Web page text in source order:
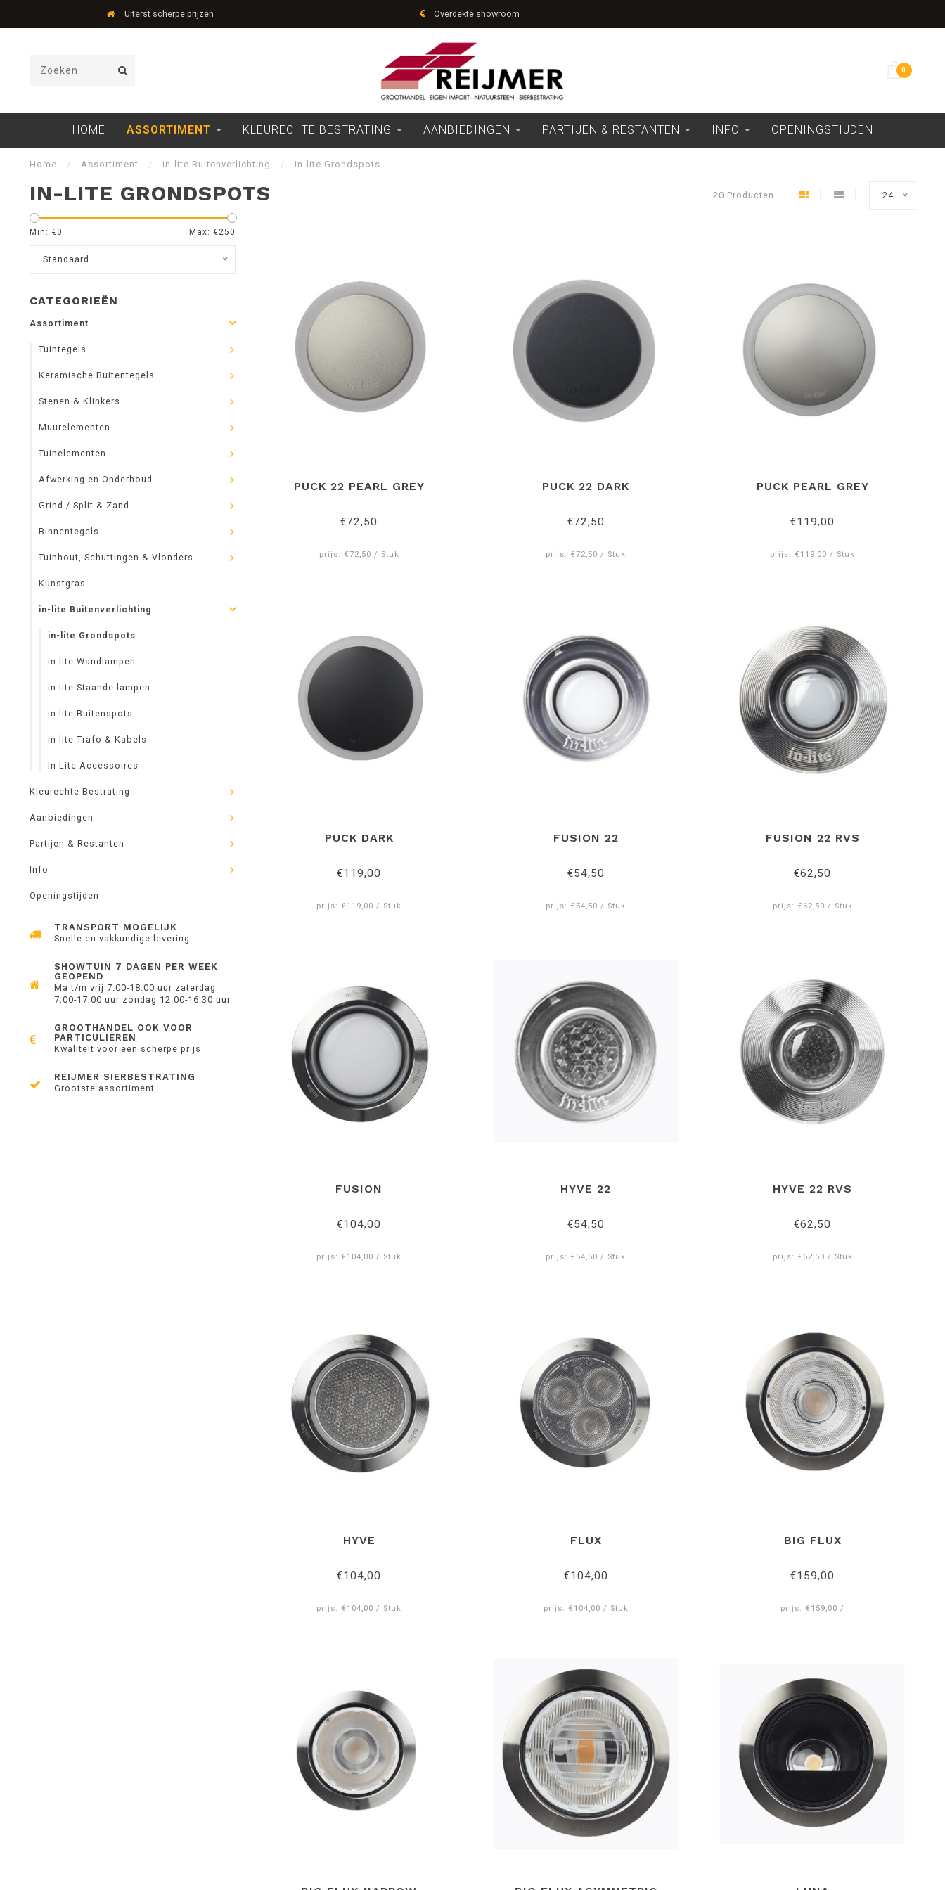
Uiterst scherpe prijzen Overdekte showroom
0
HOME ASSORTIMENT KLEURECHTE BESTRATING AANBIEDINGEN PARTIJEN & RESTANTEN INFO OPENINGSTIJDEN
Home / Assortiment / in-lite Buitenverlichting / in-lite Grondspots
IN-LITE GRONDSPOTS 20 Producten 24
Min: €0 Max: €250
Standaard
CATEGORIEËN
Assortiment
Tuintegels
Keramische Buitentegels
Stenen & Klinkers
Muurelementen
Tuinelementen
Afwerking en Onderhoud
Grind / Split & Zand
Binnentegels
Tuinhout, Schuttingen & Vlonders
Kunstgras
in-lite Buitenverlichting
in-lite Grondspots
in-lite Wandlampen
in-lite Staande lampen
in-lite Buitenspots
in-lite Trafo & Kabels
In-Lite Accessoires
Kleurechte Bestrating
Aanbiedingen
Partijen & Restanten
Info
Openingstijden
TRANSPORT MOGELIJK
Snelle en vakkundige levering
SHOWTUIN 7 DAGEN PER WEEK
GEOPEND
Ma t/m vrij 7.00-18.00 uur zaterdag
7.00-17.00 uur zondag 12.00-16.30 uur
GROOTHANDEL OOK VOOR
PARTICULIEREN
Kwaliteit voor een scherpe prijs
REIJMER SIERBESTRATING
Grootste assortiment
PUCK 22 PEARL GREY
€72,50
prijs: €72,50 / Stuk
PUCK 22 DARK
€72,50
prijs: €72,50 / Stuk
PUCK PEARL GREY
€119,00
prijs: €119,00 / Stuk
PUCK DARK
€119,00
prijs: €119,00 / Stuk
FUSION 22
€54,50
prijs: €54,50 / Stuk
FUSION 22 RVS
€62,50
prijs: €62,50 / Stuk
FUSION
€104,00
prijs: €104,00 / Stuk
HYVE 22
€54,50
prijs: €54,50 / Stuk
HYVE 22 RVS
€62,50
prijs: €62,50 / Stuk
HYVE
€104,00
prijs: €104,00 / Stuk
FLUX
€104,00
prijs: €104,00 / Stuk
BIG FLUX
€159,00
prijs: €159,00 /